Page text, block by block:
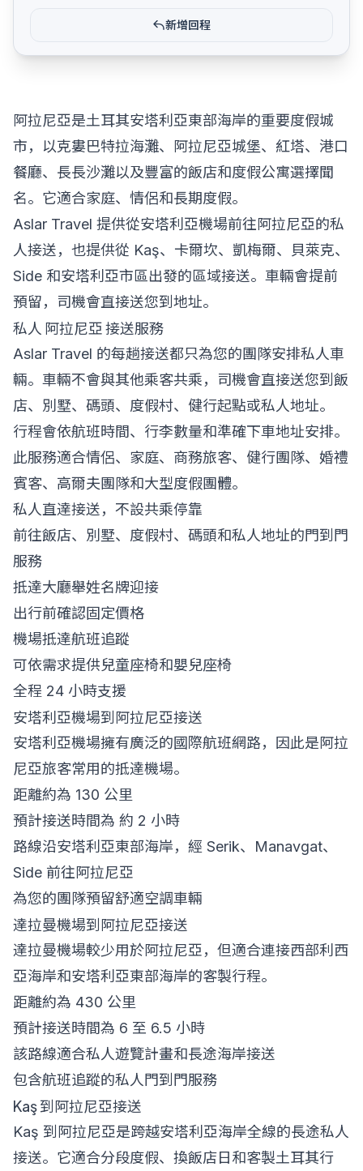
新增回程
阿拉尼亞是土耳其安塔利亞東部海岸的重要度假城
市，以克婁巴特拉海灘、阿拉尼亞城堡、紅塔、港口
餐廳、長長沙灘以及豐富的飯店和度假公寓選擇聞
名。它適合家庭、情侶和長期度假。
Aslar Travel 提供從安塔利亞機場前往阿拉尼亞的私
人接送，也提供從 Kaş、卡爾坎、凱梅爾、貝萊克、
Side 和安塔利亞市區出發的區域接送。車輛會提前
預留，司機會直接送您到地址。
私人 阿拉尼亞 接送服務
Aslar Travel 的每趟接送都只為您的團隊安排私人車
輛。車輛不會與其他乘客共乘，司機會直接送您到飯
店、別墅、碼頭、度假村、健行起點或私人地址。
行程會依航班時間、行李數量和準確下車地址安排。
此服務適合情侶、家庭、商務旅客、健行團隊、婚禮
賓客、高爾夫團隊和大型度假團體。
私人直達接送，不設共乘停靠
前往飯店、別墅、度假村、碼頭和私人地址的門到門
服務
抵達大廳舉姓名牌迎接
出行前確認固定價格
機場抵達航班追蹤
可依需求提供兒童座椅和嬰兒座椅
全程 24 小時支援
安塔利亞機場到阿拉尼亞接送
安塔利亞機場擁有廣泛的國際航班網路，因此是阿拉
尼亞旅客常用的抵達機場。
距離約為 130 公里
預計接送時間為 約 2 小時
路線沿安塔利亞東部海岸，經 Serik、Manavgat、
Side 前往阿拉尼亞
為您的團隊預留舒適空調車輛
達拉曼機場到阿拉尼亞接送
達拉曼機場較少用於阿拉尼亞，但適合連接西部利西
亞海岸和安塔利亞東部海岸的客製行程。
距離約為 430 公里
預計接送時間為 6 至 6.5 小時
該路線適合私人遊覽計畫和長途海岸接送
包含航班追蹤的私人門到門服務
Kaş 到阿拉尼亞接送
Kaş 到阿拉尼亞是跨越安塔利亞海岸全線的長途私人
接送。它適合分段度假、換飯店日和客製土耳其行